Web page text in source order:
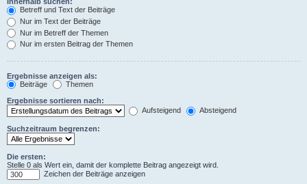
Betreff und Text der Beiträge
Nur im Text der Beiträge
Nur im Betreff der Themen
Nur im ersten Beitrag der Themen
Ergebnisse anzeigen als:
Beiträge
Themen
Ergebnisse sortieren nach:
Aufsteigend
Absteigend
Suchzeitraum begrenzen:
Die ersten:
Stelle 0 als Wert ein, damit der komplette Beitrag angezeigt wird.
Zeichen der Beiträge anzeigen